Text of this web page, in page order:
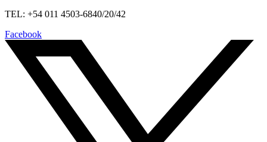
TEL: +54 011 4503-6840/20/42
Facebook